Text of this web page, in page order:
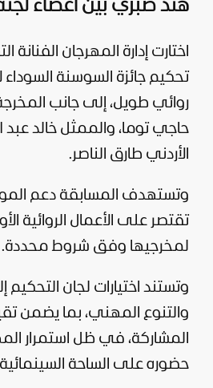
هند صبري بين أعضاء لجنة
اختارت إدارة المهرجان
تحكيم جائزة السوسنة
روائي طويل، إلى جانب المخرجة
حاجي توما، والممثل خالد عبد
الأردني طارق الناصر.
وتستهدف المسابقة دعم
تقتصر على الأعمال الروائية
لمخرجيها وفق شروط محددة.
وتستند اختيارات لجان التحكيم
والتنوع المهني، بما يضمن
المشاركة، في ظل استمرار
حضوره على الساحة السينمائية